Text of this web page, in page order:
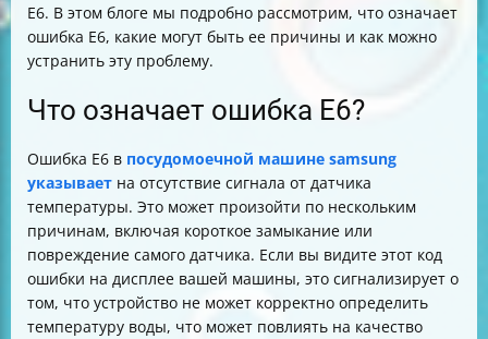
E6. В этом блоге мы подробно рассмотрим, что означает
ошибка E6, какие могут быть ее причины и как можно
устранить эту проблему.
Что означает ошибка E6?
Ошибка E6 в посудомоечной машине samsung
указывает на отсутствие сигнала от датчика
температуры. Это может произойти по нескольким
причинам, включая короткое замыкание или
повреждение самого датчика. Если вы видите этот код
ошибки на дисплее вашей машины, это сигнализирует о
том, что устройство не может корректно определить
температуру воды, что может повлиять на качество